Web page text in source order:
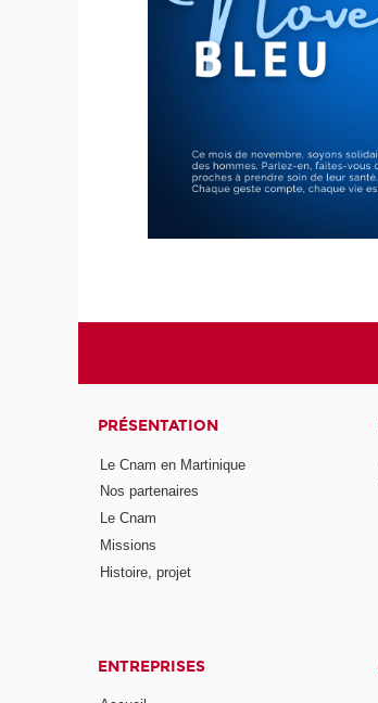
PRÉSENTATION
Le Cnam en Martinique
Nos partenaires
Le Cnam
Missions
Histoire, projet
ENTREPRISES